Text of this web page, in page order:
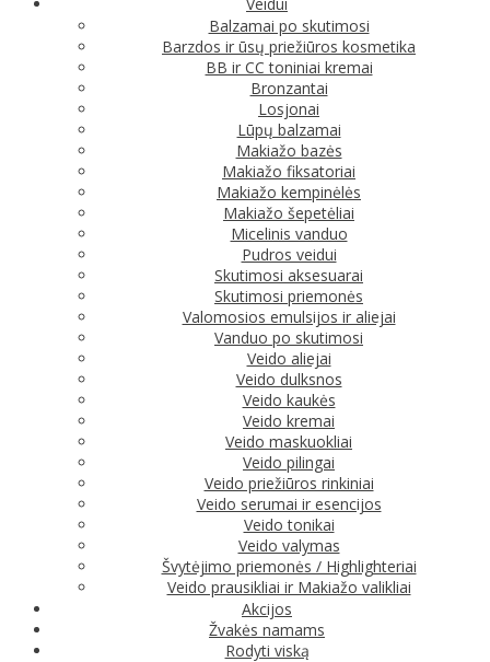
Balzamai po skutimosi
Barzdos ir ūsų priežiūros kosmetika
BB ir CC toniniai kremai
Bronzantai
Losjonai
Lūpų balzamai
Makiažo bazės
Makiažo fiksatoriai
Makiažo kempinėlės
Makiažo šepetėliai
Micelinis vanduo
Pudros veidui
Skutimosi aksesuarai
Skutimosi priemonės
Valomosios emulsijos ir aliejai
Vanduo po skutimosi
Veido aliejai
Veido dulksnos
Veido kaukės
Veido kremai
Veido maskuokliai
Veido pilingai
Veido priežiūros rinkiniai
Veido serumai ir esencijos
Veido tonikai
Veido valymas
Švytėjimo priemonės / Highlighteriai
Veido prausikliai ir Makiažo valikliai
Akcijos
Žvakės namams
Rodyti viską